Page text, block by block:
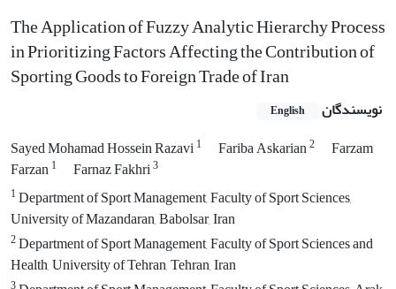
The Application of Fuzzy Analytic Hierarchy Process
in Prioritizing Factors Affecting the Contribution of
Sporting Goods to Foreign Trade of Iran
نویسندگان English
Sayed Mohamad Hossein Razavi1 Fariba Askarian2
Farzam
Farzan1 Farnaz Fakhri3
1Department of Sport Management, Faculty of Sport Sciences,
University of Mazandaran, Babolsar, Iran
2Department of Sport Management, Faculty of Sport Sciences and
Health, University of Tehran, Tehran, Iran